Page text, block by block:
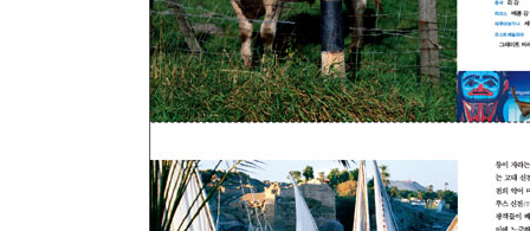
머리말_세상으로 나가 탐험하고 보라
1 _ 강, 바다, 호수를 따라가는 물길 여행
2 _ 끝없이 이야기가 펼쳐지는 자동차 여행
4 _ 순수하고 소박한 즐거움을 찾을 수 있는 걷기
5 _ 인간의 무한한 상상력을 느끼는 문화 탐험 여행